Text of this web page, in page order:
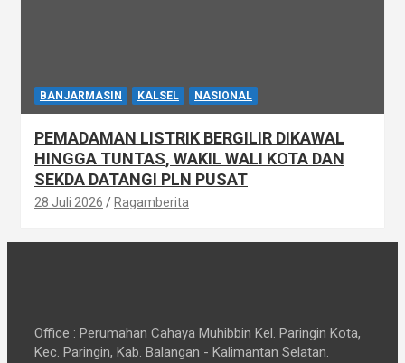
BANJARMASIN KALSEL NASIONAL
PEMADAMAN LISTRIK BERGILIR DIKAWAL
HINGGA TUNTAS, WAKIL WALI KOTA DAN
SEKDA DATANGI PLN PUSAT
28 Juli 2026 Ragamberita
Office : Perumahan Cahaya Muhibbin Kel. Paringin Kota,
Kec. Paringin, Kab. Balangan - Kalimantan Selatan.